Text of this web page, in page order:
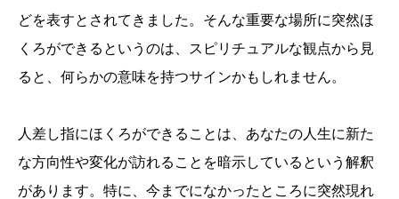
どを表すとされてきました。そんな重要な場所に突然ほ
くろができるというのは、スピリチュアルな観点から見
ると、何らかの意味を持つサインかもしれません。
人差し指にほくろができることは、あなたの人生に新た
な方向性や変化が訪れることを暗示しているという解釈
があります。特に、今までになかったところに突然現れ